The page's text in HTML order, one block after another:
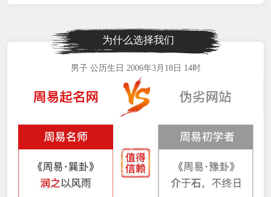
为什么选择我们
男子 公历生日 2006年3月18日 14时